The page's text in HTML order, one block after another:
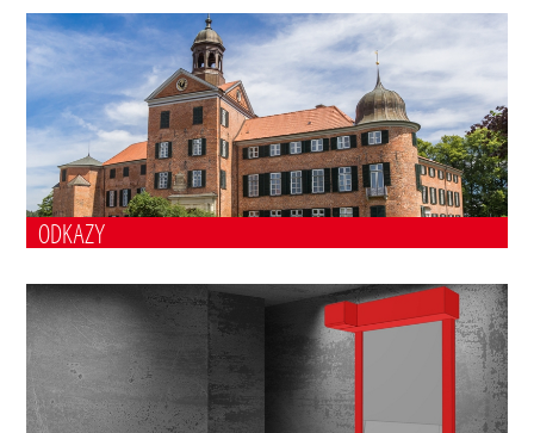
ODKAZY